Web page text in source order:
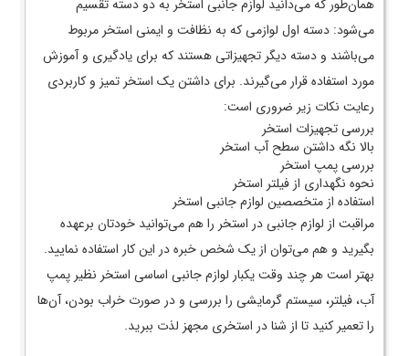
همان‌طور که می‌دانید لوازم جانبی استخر به دو دسته تقسیم
می‌شود: دسته اول لوازمی که به نظافت و ایمنی استخر مربوط
می‌باشند و دسته دیگر تجهیزاتی هستند که برای یادگیری و آموزش
مورد استفاده قرار می‌گیرند. برای داشتن یک استخر تمیز و کاربردی
رعایت نکات زیر ضروری است:
بررسی تجهیزات استخر
بالا نگه داشتن سطح آب استخر
بررسی پمپ استخر
نحوه نگهداری از فیلتر استخر
استفاده از متخصصین لوازم جانبی استخر
مراقبت از لوازم جانبی در استخر را هم می‌توانید خودتان برعهده
بگیرید و هم می‌توان از یک شخص خبره در این کار استفاده نمایید.
بهتر است هر چند وقت یکبار لوازم جانبی اساسی استخر نظیر پمپ
آب، فیلتر، سیستم گرمایشی را بررسی و در صورت خراب بودن، آن‌ها
را تعمیر کنید تا از شنا در استخری مجهز لذت ببرید.